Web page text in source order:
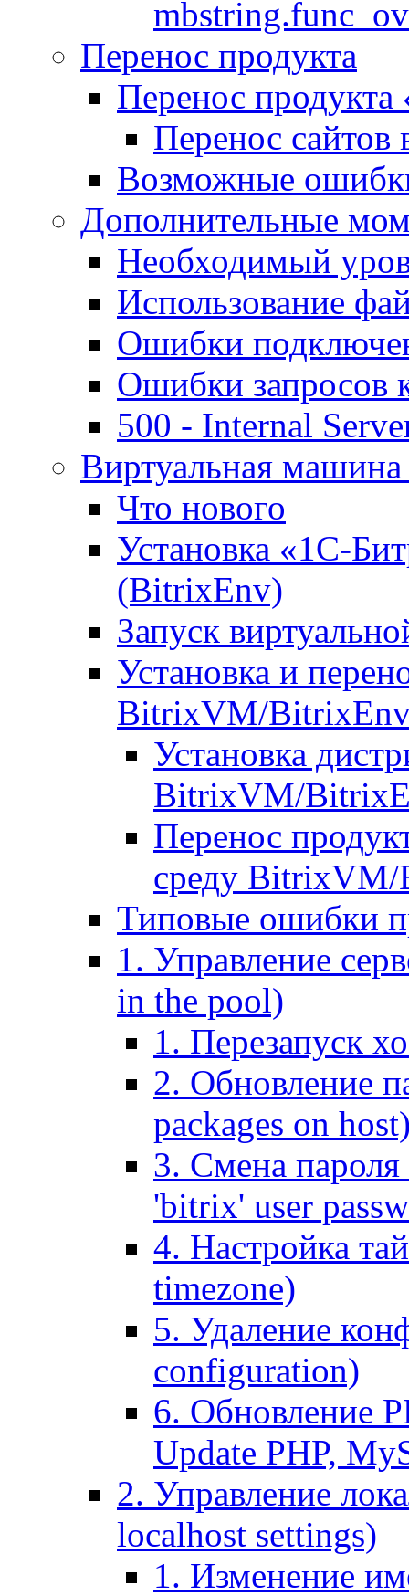
Перенос продукта
Перенос продукта
Перенос сайтов
Возможные
Дополнительные
Необходимый
Использование
Ошибки
Ошибки запросов
500 - Internal
Виртуальная
Что нового
Установка «1С-
(BitrixEnv)
Запуск
Установка и
BitrixVM/
Установка
BitrixVM/
Перенос
среду
Типовые ошибки
1. Управление
in the pool)
1. Перезапуск
2. Обновление
packages on
3. Смена пароля
'bitrix' user
4. Настройка
timezone)
5. Удаление
configuration)
6. Обновление
Update PHP,
2. Управление
localhost settings)
1. Изменение